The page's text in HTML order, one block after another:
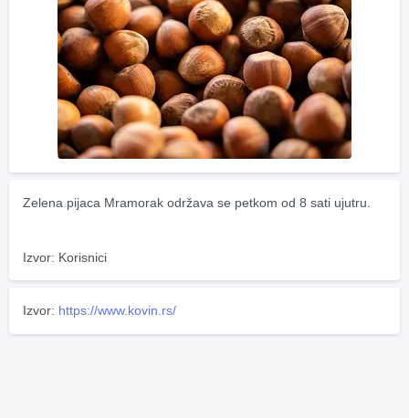
Zelena pijaca Mramorak održava se petkom od 8 sati ujutru.
Izvor: Korisnici
Izvor: https://www.kovin.rs/